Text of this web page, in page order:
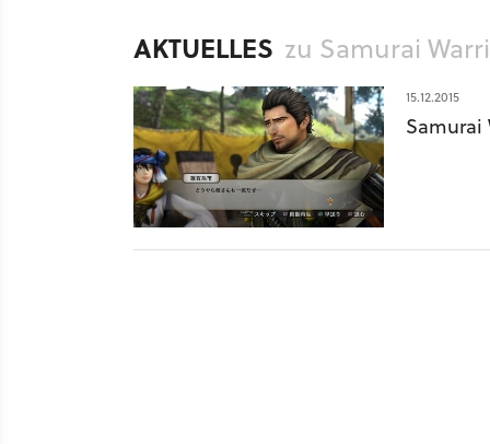
Samurai Warriors 4 Empires
AKTUELLES zu Samurai
15.12.2015
Samurai